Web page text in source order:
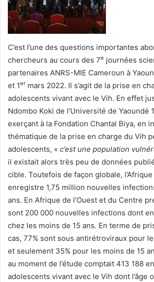
i
e
C’est l’une des questions importantes
chercheurs au cours des 7e journées
partenaires ANRS-MIE Cameroun à
et 1er mars 2022. Il s’agit de la prise en
adolescents vivant avec le Vih. En effet
Ndombo Koki de l’Université de Yaoundé
exerçant à la Fondation Chantal Biya, en
thématique de la prise en charge du Vih
adolescents, « c’est une population
il existait alors très peu de données
cible. Toutefois de façon globale,
enregistre 1,75 million nouvelles
ans. En Afrique de l’Ouest et du Centre
sont 200 000 nouvelles infections dont
chez les moins de 15 ans. En terme de
cas, 77% sont sous antirétroviraux pour
et seulement 35% pour les moins de 15
au moment de l’étude comptait 413 188
adolescents vivant avec le Vih dont l’âge